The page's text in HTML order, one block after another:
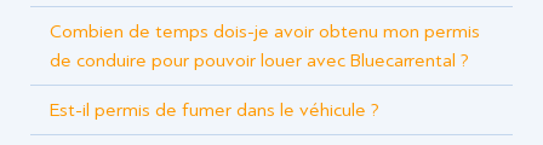
Combien de temps dois-je avoir obtenu mon permis
de conduire pour pouvoir louer avec Bluecarrental ?
Est-il permis de fumer dans le véhicule ?